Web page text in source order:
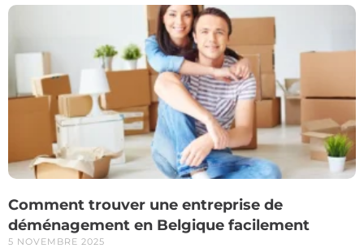
Comment trouver une entreprise de
déménagement en Belgique facilement
5 NOVEMBRE 2025